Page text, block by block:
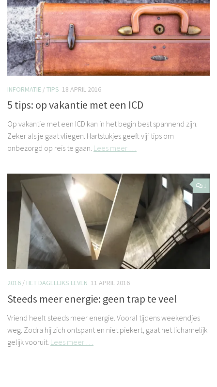
INFORMATIE /TIPS 18 APRIL 2016
5 tips: op vakantie met een ICD
Op vakantie met een ICD kan in het begin best spannend zijn.
Zeker als je gaat vliegen. Hartstukjes geeft vijf tips om
onbezorgd op reis te gaan. Lees meer …
1
2016 / HET DAGELIJKS LEVEN 11 APRIL 2016
Steeds meer energie: geen trap te veel
Vriend heeft steeds meer energie. Vooral tijdens weekendjes
weg. Zodra hij zich ontspant en niet piekert, gaat het lichamelijk
gelijk vooruit. Lees meer …